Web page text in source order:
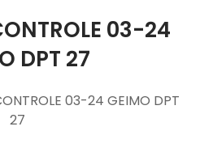
03-24
DPT 27
03-24 GEIMO DPT
27